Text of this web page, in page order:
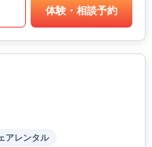
体験・相談予約
アレンタル